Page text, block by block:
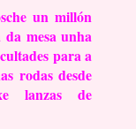
un millón
mesa unha
para a
rodas desde
lanzas de